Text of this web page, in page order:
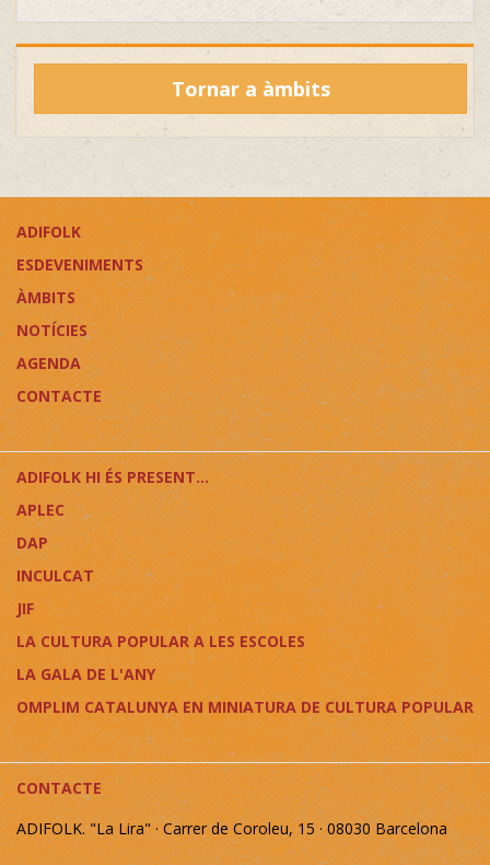
Tornar a àmbits
ADIFOLK
ESDEVENIMENTS
ÀMBITS
NOTÍCIES
AGENDA
CONTACTE
ADIFOLK HI ÉS PRESENT...
APLEC
DAP
INCULCAT
JIF
LA CULTURA POPULAR A LES ESCOLES
LA GALA DE L'ANY
OMPLIM CATALUNYA EN MINIATURA DE CULTURA POPULAR
CONTACTE
ADIFOLK. "La Lira" · Carrer de Coroleu, 15 · 08030 Barcelona